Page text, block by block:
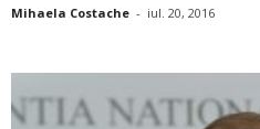
Mihaela Costache - iul. 20, 2016